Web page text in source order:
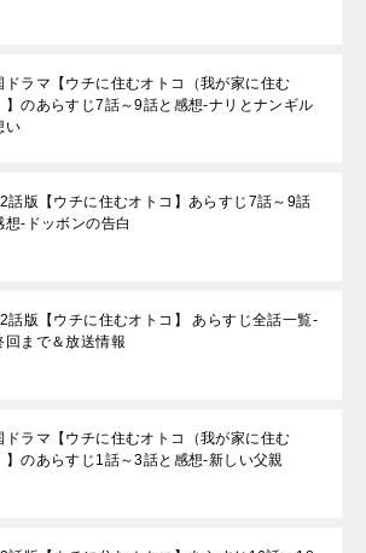
ドラマ【ウチに住むオトコ（我が家に住む
】のあらすじ7話～9話と感想-ナリとナンギル
い
話版【ウチに住むオトコ】あらすじ7話～9話
想-ドッボンの告白
話版【ウチに住むオトコ】 あらすじ全話一覧-
回まで＆放送情報
ドラマ【ウチに住むオトコ（我が家に住む
】のあらすじ1話～3話と感想-新しい父親